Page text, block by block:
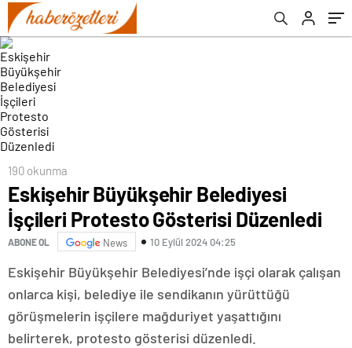
190 okunma
Eskişehir Büyükşehir Belediyesi
İşçileri Protesto Gösterisi Düzenledi
ABONE OL News 10 Eylül 2024 04:25
Eskişehir Büyükşehir Belediyesi’nde işçi olarak çalışan
onlarca kişi, belediye ile sendikanın yürüttüğü
görüşmelerin işçilere mağduriyet yaşattığını
belirterek, protesto gösterisi düzenledi.